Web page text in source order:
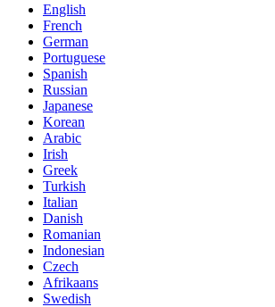
English
French
German
Portuguese
Spanish
Russian
Japanese
Korean
Arabic
Irish
Greek
Turkish
Italian
Danish
Romanian
Indonesian
Czech
Afrikaans
Swedish